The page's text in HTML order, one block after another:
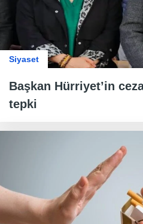
Siyaset
Başkan Hürriyet’in
tepki